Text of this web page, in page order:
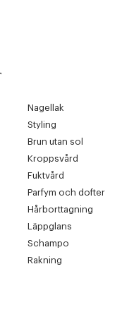
Nagellak
Styling
Brun utan sol
Kroppsvård
Fuktvård
Parfym och dofter
Hårborttagning
Läppglans
Schampo
Rakning